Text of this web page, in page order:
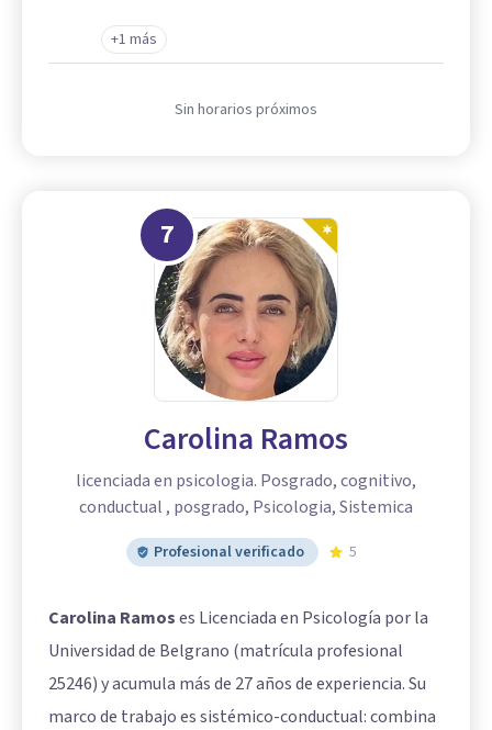
+1 más
Sin horarios próximos
7
Carolina Ramos
licenciada en psicologia. Posgrado, cognitivo,
conductual , posgrado, Psicologia, Sistemica
Profesional verificado 5
Carolina Ramoses Licenciada en Psicología por la
Universidad de Belgrano (matrícula profesional
25246) y acumula más de 27 años de experiencia. Su
marco de trabajo es sistémico-conductual: combina